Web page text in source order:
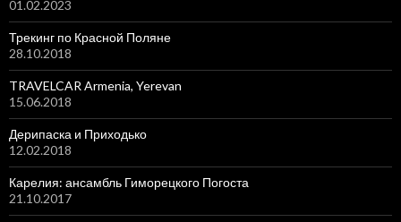
01.02.2023
Трекинг по Красной Поляне
28.10.2018
TRAVELCAR Armenia, Yerevan
15.06.2018
Дерипаска и Приходько
12.02.2018
Карелия: ансамбль Гиморецкого Погоста
21.10.2017